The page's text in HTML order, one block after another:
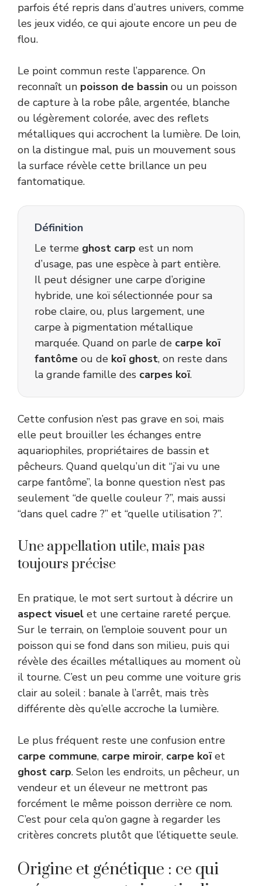
parfois été repris dans d’autres univers, comme
les jeux vidéo, ce qui ajoute encore un peu de
flou.
Le point commun reste l’apparence. On
reconnaît un poisson de bassin ou un poisson
de capture à la robe pâle, argentée, blanche
ou légèrement colorée, avec des reflets
métalliques qui accrochent la lumière. De loin,
on la distingue mal, puis un mouvement sous
la surface révèle cette brillance un peu
fantomatique.
Définition
Le terme ghost carp est un nom
d’usage, pas une espèce à part entière.
Il peut désigner une carpe d’origine
hybride, une koï sélectionnée pour sa
robe claire, ou, plus largement, une
carpe à pigmentation métallique
marquée. Quand on parle de carpe koï
fantôme ou de koï ghost, on reste dans
la grande famille des carpes koï.
Cette confusion n’est pas grave en soi, mais
elle peut brouiller les échanges entre
aquariophiles, propriétaires de bassin et
pêcheurs. Quand quelqu’un dit “j’ai vu une
carpe fantôme”, la bonne question n’est pas
seulement “de quelle couleur ?”, mais aussi
“dans quel cadre ?” et “quelle utilisation ?”.
Une appellation utile, mais pas
toujours précise
En pratique, le mot sert surtout à décrire un
aspect visuel et une certaine rareté perçue.
Sur le terrain, on l’emploie souvent pour un
poisson qui se fond dans son milieu, puis qui
révèle des écailles métalliques au moment où
il tourne. C’est un peu comme une voiture gris
clair au soleil : banale à l’arrêt, mais très
différente dès qu’elle accroche la lumière.
Le plus fréquent reste une confusion entre
carpe commune, carpe miroir, carpe koïet
ghost carp. Selon les endroits, un pêcheur, un
vendeur et un éleveur ne mettront pas
forcément le même poisson derrière ce nom.
C’est pour cela qu’on gagne à regarder les
critères concrets plutôt que l’étiquette seule.
Origine et génétique : ce qui